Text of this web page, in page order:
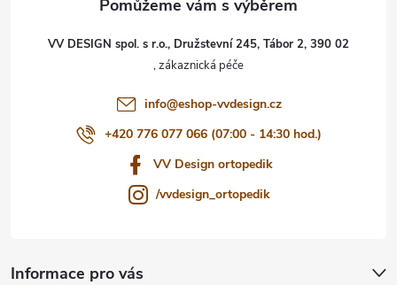
VV DESIGN spol. s r.o., Družstevní 245, Tábor 2, 390 02
info@eshop-vvdesign.cz
+420 776 077 066 (07:00 - 14:30 hod.)
VV Design ortopedik
/vvdesign_ortopedik
Informace pro vás